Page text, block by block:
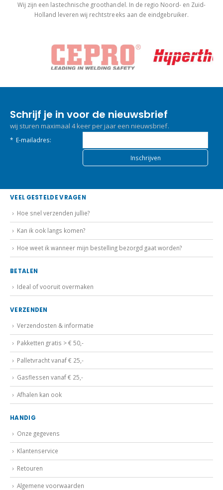
Wij zijn een lastechnische groothandel. In de regio Noord- en Zuid-
Holland leveren wij rechtstreeks aan de eindgebruiker.
wij sturen maximaal 4 keer per jaar een nieuwsbrief.
*E-mailadres:
VEEL GESTELDE VRAGEN
Kan ik ook langs komen?
Hoe weet ik wanneer mijn bestelling bezorgd gaat worden?
Pakketten gratis > € 50,-
Palletvracht vanaf € 25,-
Gasflessen vanaf € 25,-
Afhalen kan ook
Klantenservice
Retouren
Algemene voorwaarden